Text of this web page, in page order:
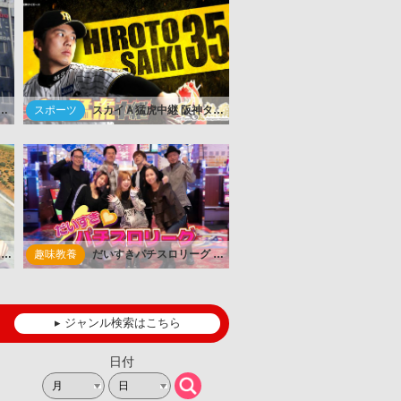
Ryuichi Sakamoto」..... スポーツ スカイＡ猛虎中継 阪神タイガース 公式戦【阪神×中日】.....
リョーマ！The Prince of Tennis 新生劇場版テニスの王子様 〈Glory〉..... 趣味教養 だいすきパチスロリーグ #14 エハラマサヒロ VS 橘アンジュ.....
▸ ジャンル検索はこちら
日付